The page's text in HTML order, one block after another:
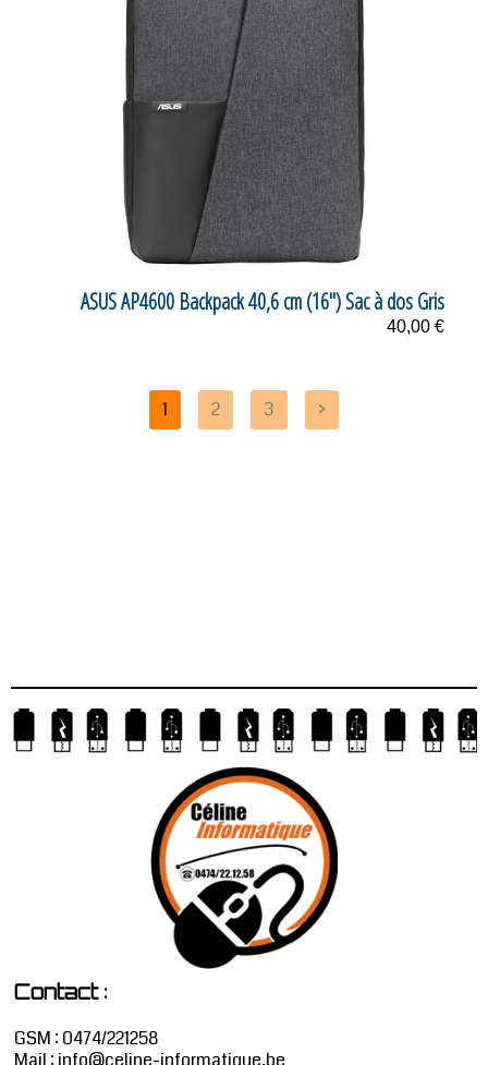
ASUS AP4600 Backpack 40,6 cm (16") Sac à dos Gris
40,00 €
Contact :
GSM : 0474/221258